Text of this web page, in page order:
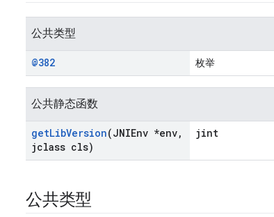
公共类型
@382 枚举
公共静态函数
getLibVersion(JNIEnv *env,
jclass cls)
jint
公共类型